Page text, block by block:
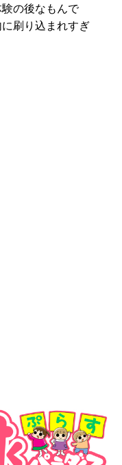
の後なもんで
刷り込まれすぎ